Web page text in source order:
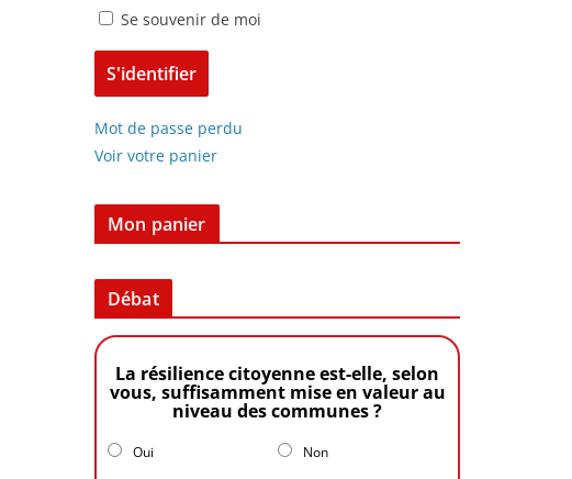
Se souvenir de moi
Mot de passe perdu
Voir votre panier
Mon panier
Débat
La résilience citoyenne est-elle, selon
vous, suffisamment mise en valeur au
niveau des communes ?
Oui Non